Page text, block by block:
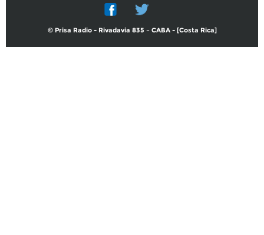
© Prisa Radio - Rivadavia 835 – CABA - [Costa Rica]